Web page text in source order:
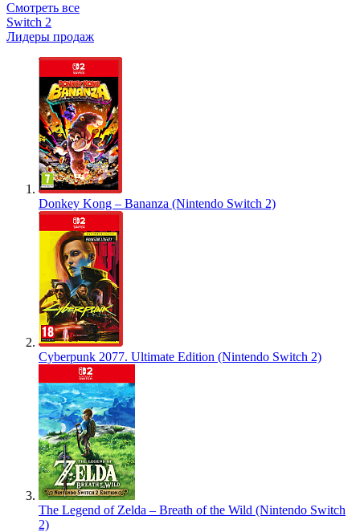
Смотреть все
Switch 2
Лидеры продаж
Donkey Kong – Bananza (Nintendo Switch 2)
Cyberpunk 2077. Ultimate Edition (Nintendo Switch 2)
The Legend of Zelda – Breath of the Wild (Nintendo Switch
2)